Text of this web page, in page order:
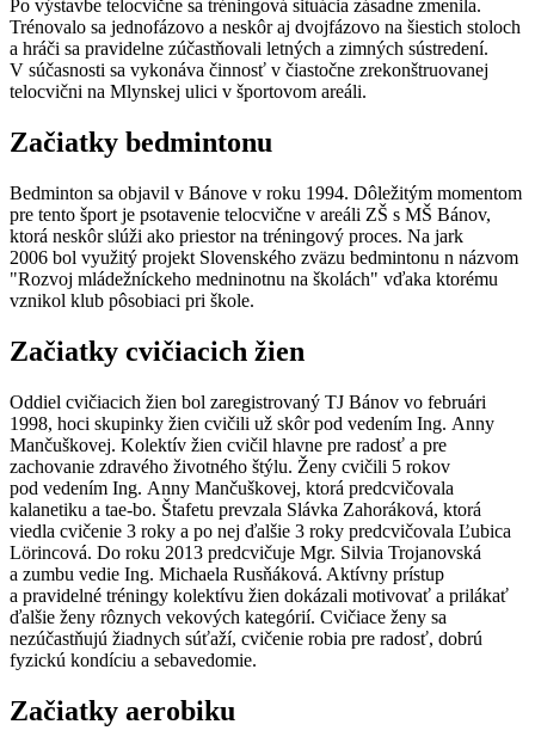
Po výstavbe telocvične sa tréningová situácia zásadne zmenila.
Trénovalo sa jednofázovo a neskôr aj dvojfázovo na šiestich stoloch
a hráči sa pravidelne zúčastňovali letných a zimných sústredení.
V súčasnosti sa vykonáva činnosť v čiastočne zrekonštruovanej
telocvični na Mlynskej ulici v športovom areáli.
Začiatky bedmintonu
Bedminton sa objavil v Bánove v roku 1994. Dôležitým momentom
pre tento šport je psotavenie telocvične v areáli ZŠ s MŠ Bánov,
ktorá neskôr slúži ako priestor na tréningový proces. Na jark
2006 bol využitý projekt Slovenského zväzu bedmintonu n názvom
"Rozvoj mládežníckeho medninotnu na školách" vďaka ktorému
vznikol klub pôsobiaci pri škole.
Začiatky cvičiacich žien
Oddiel cvičiacich žien bol zaregistrovaný TJ Bánov vo februári
1998, hoci skupinky žien cvičili už skôr pod vedením Ing. Anny
Mančuškovej. Kolektív žien cvičil hlavne pre radosť a pre
zachovanie zdravého životného štýlu. Ženy cvičili 5 rokov
pod vedením Ing. Anny Mančuškovej, ktorá predcvičovala
kalanetiku a tae-bo. Štafetu prevzala Slávka Zahoráková, ktorá
viedla cvičenie 3 roky a po nej ďalšie 3 roky predcvičovala Ľubica
Lörincová. Do roku 2013 predcvičuje Mgr. Silvia Trojanovská
a zumbu vedie Ing. Michaela Rusňáková. Aktívny prístup
a pravidelné tréningy kolektívu žien dokázali motivovať a prilákať
ďalšie ženy rôznych vekových kategórií. Cvičiace ženy sa
nezúčastňujú žiadnych súťaží, cvičenie robia pre radosť, dobrú
fyzickú kondíciu a sebavedomie.
Začiatky aerobiku